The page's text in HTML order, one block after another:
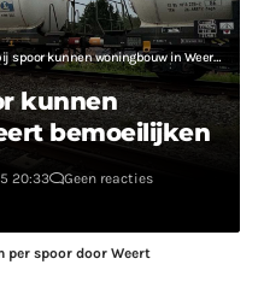
kunnen woningbouw in Weert bemoeilijken
kunnen
bemoeilijken
20:33
Geen reacties
per spoor door Weert